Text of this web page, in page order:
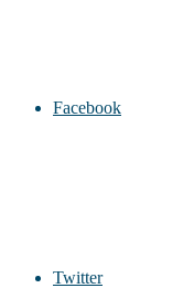
Facebook
Twitter